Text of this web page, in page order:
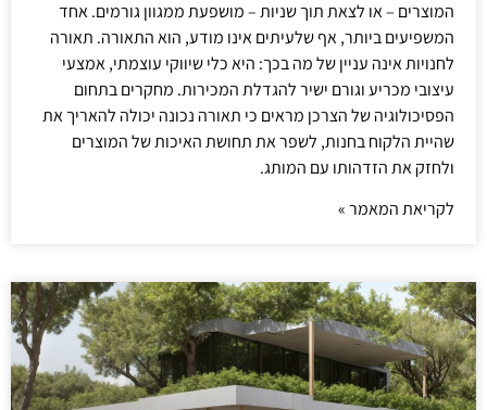
המוצרים – או לצאת תוך שניות – מושפעת ממגוון גורמים. אחד
המשפיעים ביותר, אף שלעיתים אינו מודע, הוא התאורה. תאורה
לחנויות אינה עניין של מה בכך: היא כלי שיווקי עוצמתי, אמצעי
עיצובי מכריע וגורם ישיר להגדלת המכירות. מחקרים בתחום
הפסיכולוגיה של הצרכן מראים כי תאורה נכונה יכולה להאריך את
שהיית הלקוח בחנות, לשפר את תחושת האיכות של המוצרים
ולחזק את הזדהותו עם המותג.
לקריאת המאמר »